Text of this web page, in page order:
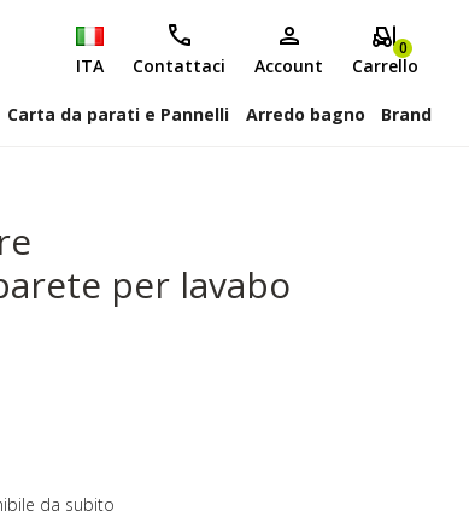
ITA Contattaci Account
0
Carrello
Carta da parati e Pannelli Arredo bagno Brand
per lavabo
da subito